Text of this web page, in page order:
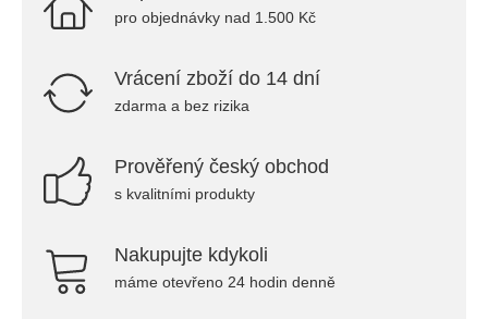
pro objednávky nad 1.500 Kč
Vrácení zboží do 14 dní
zdarma a bez rizika
Prověřený český obchod
s kvalitními produkty
Nakupujte kdykoli
máme otevřeno 24 hodin denně